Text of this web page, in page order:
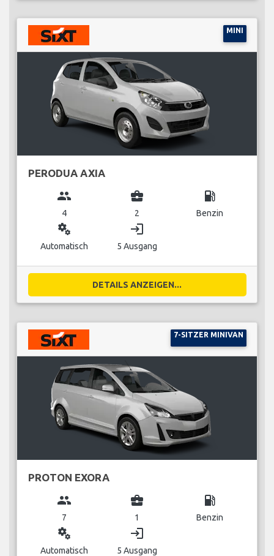
MINI
PERODUA AXIA
group
4
business_center
2
local_gas_station
Benzin
miscellaneous_services
Automatisch
login
5 Ausgang
DETAILS ANZEIGEN...
7-SITZER MINIVAN
PROTON EXORA
group
7
business_center
1
local_gas_station
Benzin
miscellaneous_services
Automatisch
login
5 Ausgang